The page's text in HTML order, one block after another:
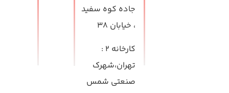
جاده کوه سفید
، خیابان ۳۸
کارخانه ۲ :
تهران،شهرک
صنعتی شمس